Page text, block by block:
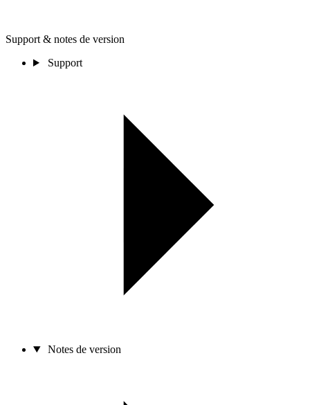
Support & notes de version
Support
Notes de version